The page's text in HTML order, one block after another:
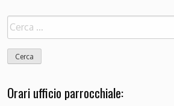
Ricerca
per:
Orari ufficio parrocchiale: